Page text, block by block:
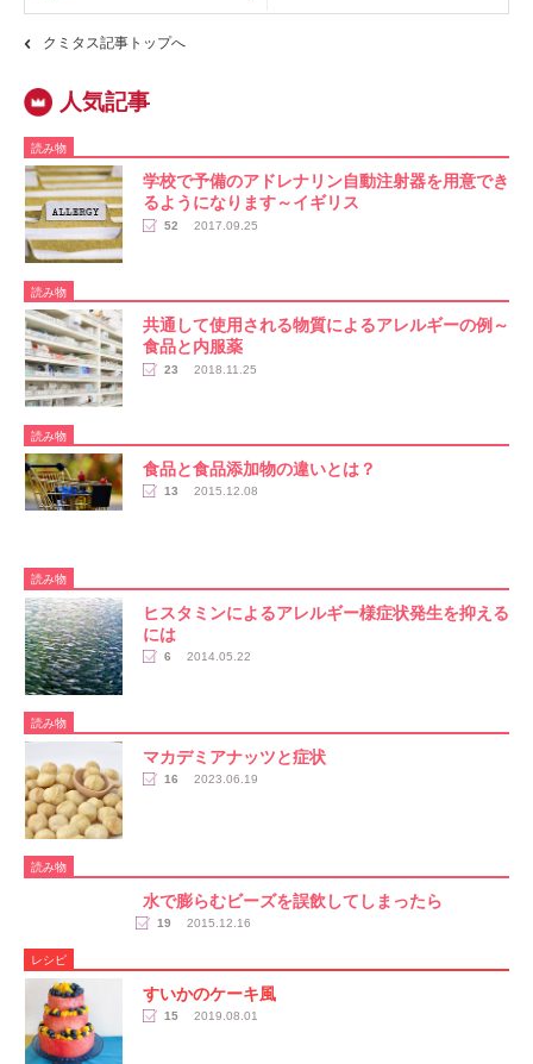
クミタス記事トップへ
読み物
学校で予備のアドレナリン自動注射器を用意でき
るようになります～イギリス
52 2017.09.25
読み物
共通して使用される物質によるアレルギーの例～
食品と内服薬
23 2018.11.25
読み物
食品と食品添加物の違いとは？
13 2015.12.08
読み物
ヒスタミンによるアレルギー様症状発生を抑える
には
6 2014.05.22
読み物
マカデミアナッツと症状
16 2023.06.19
読み物
水で膨らむビーズを誤飲してしまったら
19 2015.12.16
レシピ